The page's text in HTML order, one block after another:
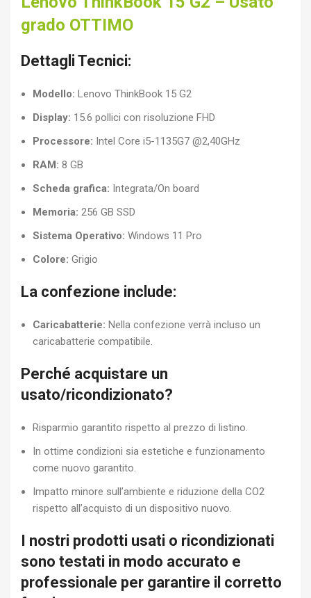
grado OTTIMO
Dettagli Tecnici:
Modello: Lenovo ThinkBook 15 G2
Display: 15.6 pollici con risoluzione FHD
Processore: Intel Core i5-1135G7 @2,40GHz
RAM: 8 GB
Scheda grafica: Integrata/On board
Memoria: 256 GB SSD
Sistema Operativo: Windows 11 Pro
Colore: Grigio
La confezione include:
Caricabatterie: Nella confezione verrà incluso un
caricabatterie compatibile.
Perché acquistare un
usato/ricondizionato?
Risparmio garantito rispetto al prezzo di listino.
In ottime condizioni sia estetiche e funzionamento
come nuovo garantito.
Impatto minore sull’ambiente e riduzione della CO2
rispetto all’acquisto di un dispositivo nuovo.
I nostri prodotti usati o ricondizionati
sono testati in modo accurato e
professionale per garantire il corretto